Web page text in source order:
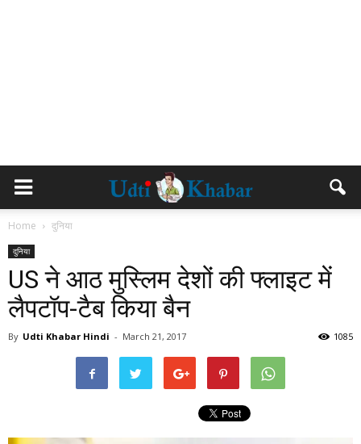
Home दुनिया
दुनिया
US ने आठ मुस्लिम देशों की फ्लाइट में
लैपटॉप-टैब किया बैन
By Udti Khabar Hindi - March 21, 2017 1085